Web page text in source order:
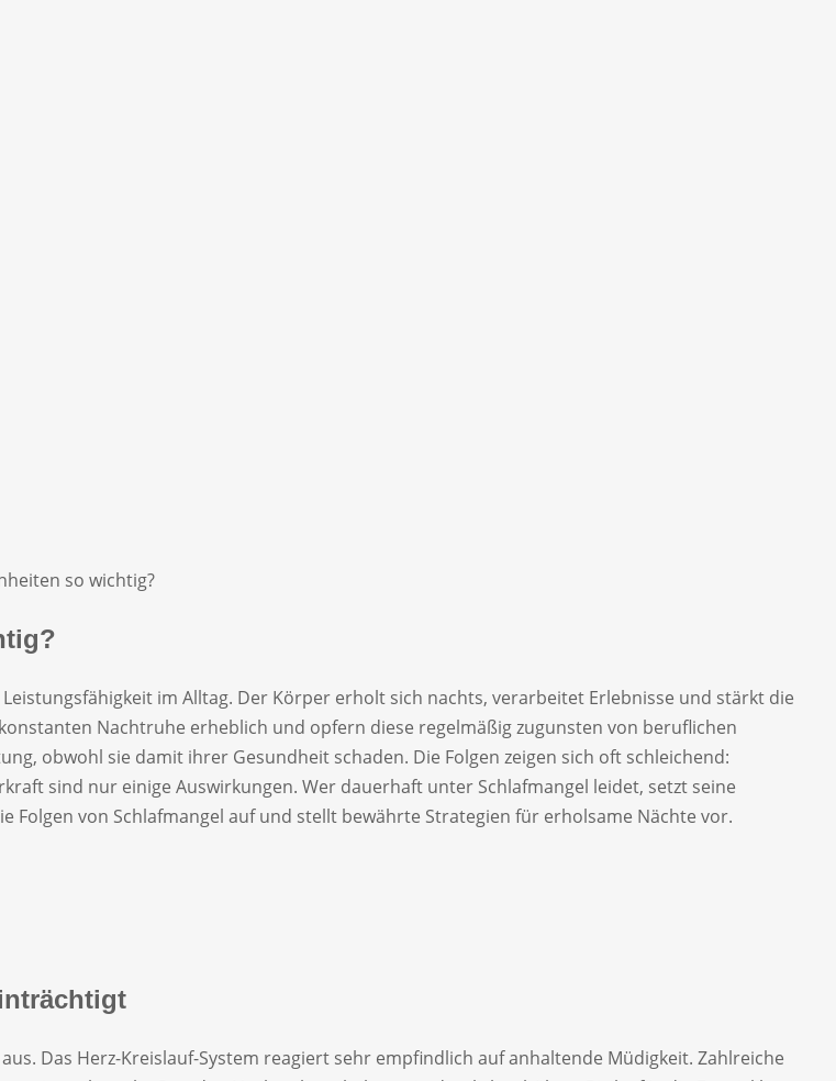
so wichtig?
im Alltag. Der Körper erholt sich nachts, verarbeitet Erlebnisse und stärkt die
Nachtruhe erheblich und opfern diese regelmäßig zugunsten von beruflichen
obwohl sie damit ihrer Gesundheit schaden. Die Folgen zeigen sich oft schleichend:
sind nur einige Auswirkungen. Wer dauerhaft unter Schlafmangel leidet, setzt seine
Folgen von Schlafmangel auf und stellt bewährte Strategien für erholsame Nächte vor.
Das Herz-Kreislauf-System reagiert sehr empfindlich auf anhaltende Müdigkeit. Zahlreiche